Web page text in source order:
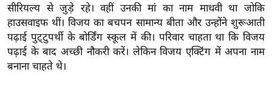
ई
-
पे
प
र
सीरियल्य से जुड़े रहे। वहीं उनकी मां का नाम माधवी था जोकि
हाउसवाइफ थीं। विजय का बचपन सामान्य बीता और उन्होंने शुरूआती
पढ़ाई पुट्टुपर्थी के बोर्डिंग स्कूल में की। परिवार चाहता था कि विजय
पढ़ाई के बाद अच्छी नौकरी करें। लेकिन विजय एक्टिंग में अपना नाम
बनाना चाहते थे।